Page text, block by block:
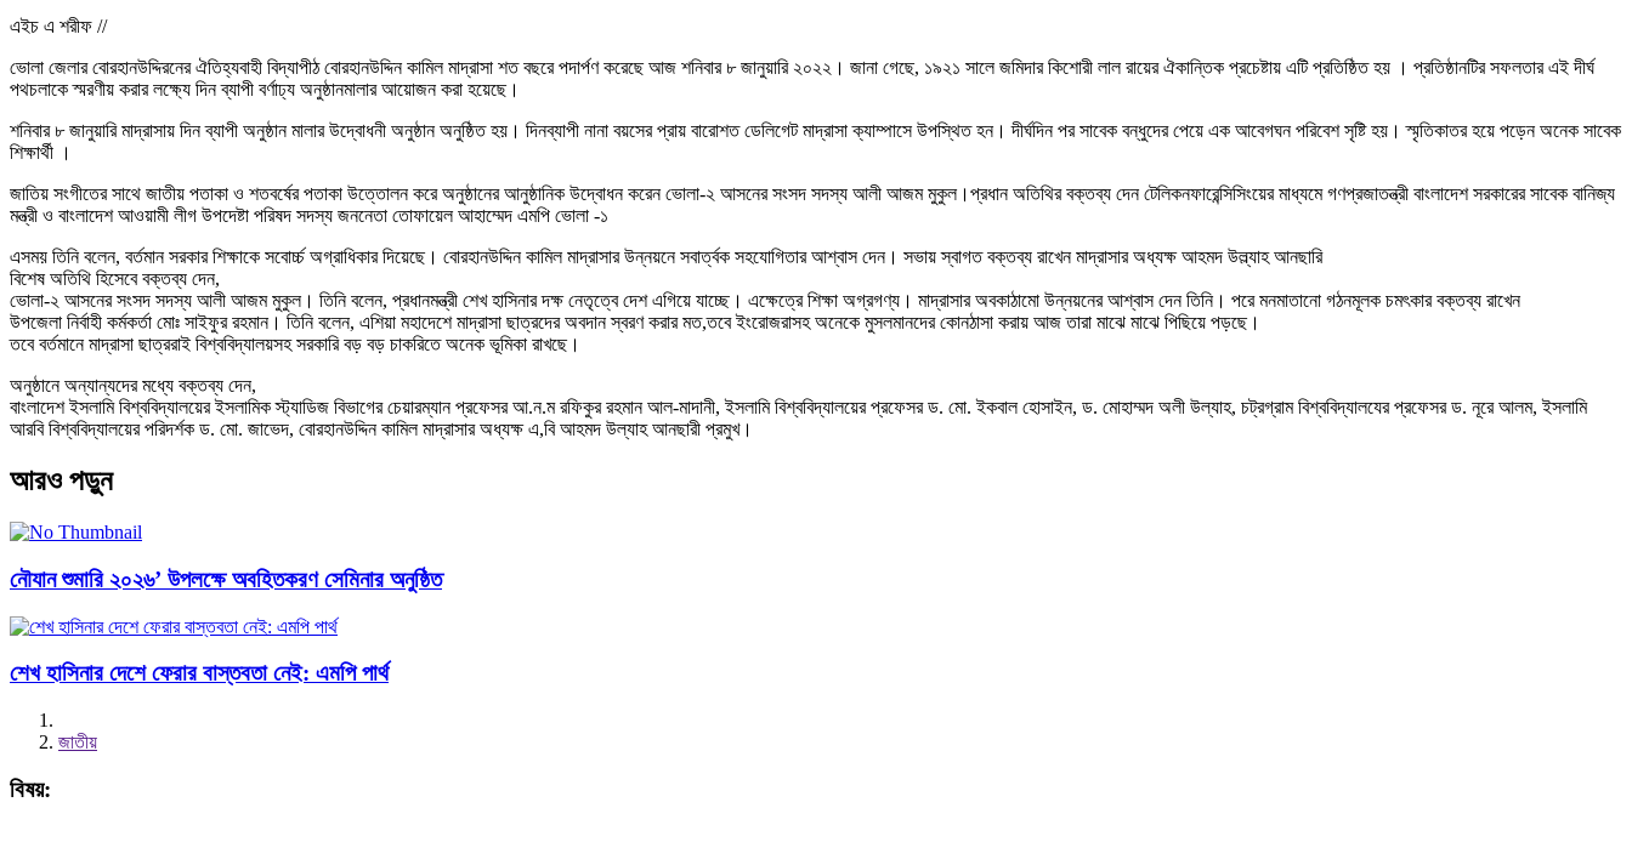
এইচ এ শরীফ //
ভোলা জেলার বোরহানউদ্দিরনের ঐতিহ্যবাহী বিদ্যাপীঠ বোরহানউদ্দিন কামিল মাদ্রাসা শত বছরে পদার্পণ করেছে আজ শনিবার ৮ জানুয়ারি ২০২২। জানা গেছে, ১৯২১ সালে জমিদার কিশোরী লাল রায়ের ঐকান্তিক প্রচেষ্টায় এটি প্রতিষ্ঠিত হয় । প্রতিষ্ঠানটির সফলতার এই দীর্ঘ
পথচলাকে স্মরণীয় করার লক্ষ্যে দিন ব্যাপী বর্ণাঢ্য অনুষ্ঠানমালার আয়োজন করা হয়েছে।
শনিবার ৮ জানুয়ারি মাদ্রাসায় দিন ব্যাপী অনুষ্ঠান মালার উদ্বোধনী অনুষ্ঠান অনুষ্ঠিত হয়। দিনব্যাপী নানা বয়সের প্রায় বারোশত ডেলিগেট মাদ্রাসা ক্যাম্পাসে উপস্থিত হন। দীর্ঘদিন পর সাবেক বন্ধুদের পেয়ে এক আবেগঘন পরিবেশ সৃষ্টি হয়। স্মৃতিকাতর হয়ে পড়েন অনেক সাবেক
শিক্ষার্থী ।
জাতিয় সংগীতের সাথে জাতীয় পতাকা ও শতবর্ষের পতাকা উত্তোলন করে অনুষ্ঠানের আনুষ্ঠানিক উদ্বোধন করেন ভোলা-২ আসনের সংসদ সদস্য আলী আজম মুকুল।প্রধান অতিথির বক্তব্য দেন টেলিকনফারেন্সিসিংয়ের মাধ্যমে গণপ্রজাতন্ত্রী বাংলাদেশ সরকারের সাবেক বানিজ্য
মন্ত্রী ও বাংলাদেশ আওয়ামী লীগ উপদেষ্টা পরিষদ সদস্য জননেতা তোফায়েল আহাম্মেদ এমপি ভোলা -১
এসময় তিনি বলেন, বর্তমান সরকার শিক্ষাকে সবোর্চ্চ অগ্রাধিকার দিয়েছে। বোরহানউদ্দিন কামিল মাদ্রাসার উন্নয়নে সবার্ত্বক সহযোগিতার আশ্বাস দেন। সভায় স্বাগত বক্তব্য রাখেন মাদ্রাসার অধ্যক্ষ আহমদ উল্ল্যাহ আনছারি
বিশেষ অতিথি হিসেবে বক্তব্য দেন,
ভোলা-২ আসনের সংসদ সদস্য আলী আজম মুকুল। তিনি বলেন, প্রধানমন্ত্রী শেখ হাসিনার দক্ষ নেতৃত্বে দেশ এগিয়ে যাচ্ছে। এক্ষেত্রে শিক্ষা অগ্রগণ্য। মাদ্রাসার অবকাঠামো উন্নয়নের আশ্বাস দেন তিনি। পরে মনমাতানো গঠনমূলক চমৎকার বক্তব্য রাখেন
উপজেলা নির্বাহী কর্মকর্তা মোঃ সাইফুর রহমান। তিনি বলেন, এশিয়া মহাদেশে মাদ্রাসা ছাত্রদের অবদান স্বরণ করার মত,তবে ইংরোজরাসহ অনেকে মুসলমানদের কোনঠাসা করায় আজ তারা মাঝে মাঝে পিছিয়ে পড়ছে।
তবে বর্তমানে মাদ্রাসা ছাত্ররাই বিশ্ববিদ্যালয়সহ সরকারি বড় বড় চাকরিতে অনেক ভূমিকা রাখছে।
অনুষ্ঠানে অন্যান্যদের মধ্যে বক্তব্য দেন,
বাংলাদেশ ইসলামি বিশ্ববিদ্যালয়ের ইসলামিক স্ট্যাডিজ বিভাগের চেয়ারম্যান প্রফেসর আ.ন.ম রফিকুর রহমান আল-মাদানী, ইসলামি বিশ্ববিদ্যালয়ের প্রফেসর ড. মো. ইকবাল হোসাইন, ড. মোহাম্মদ অলী উল্যাহ, চট্রগ্রাম বিশ্ববিদ্যালযের প্রফেসর ড. নূরে আলম, ইসলামি
আরবি বিশ্ববিদ্যালয়ের পরিদর্শক ড. মো. জাভেদ, বোরহানউদ্দিন কামিল মাদ্রাসার অধ্যক্ষ এ,বি আহমদ উল্যাহ আনছারী প্রমুখ।
আরও পড়ুন
নৌযান শুমারি ২০২৬’ উপলক্ষে অবহিতকরণ সেমিনার অনুষ্ঠিত
শেখ হাসিনার দেশে ফেরার বাস্তবতা নেই: এমপি পার্থ
জাতীয়
বিষয়: